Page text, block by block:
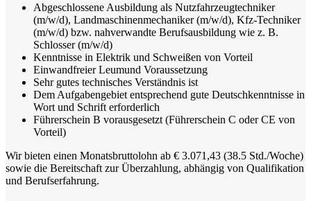
Abgeschlossene Ausbildung als Nutzfahrzeugtechniker
(m/w/d), Land­maschinen­mechaniker (m/w/d), Kfz-Techniker
(m/w/d) bzw. nahverwandte Berufsausbildung wie z. B.
Schlosser (m/w/d)
Kenntnisse in Elektrik und Schweißen von Vorteil
Einwandfreier Leumund Voraussetzung
Sehr gutes technisches Verständnis ist
Dem Aufgabengebiet entsprechend gute Deutschkenntnisse in
Wort und Schrift erforderlich
Führerschein B vorausgesetzt (Führerschein C oder CE von
Vorteil)
Wir bieten einen Monatsbruttolohn ab € 3.071,43 (38.5 Std./Woche)
sowie die Bereitschaft zur Überzahlung, abhängig von Qualifikation
und Berufserfahrung.